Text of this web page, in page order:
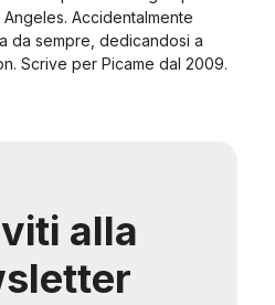
Accidentalmente
da sempre, dedicandosi a
Scrive per Picame dal 2009.
alla